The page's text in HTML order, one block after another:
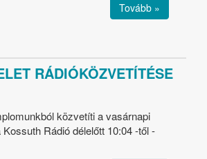
Tovább »
RÁDIÓKÖZVETÍTÉSE
közvetíti a vasárnapi
Rádió délelőtt 10:04 -től -